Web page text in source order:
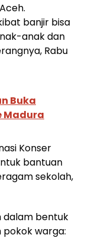
banjir bisa
anak dan
Rabu
Buka
Madura
Konser
bantuan
sekolah,
dalam bentuk
warga: